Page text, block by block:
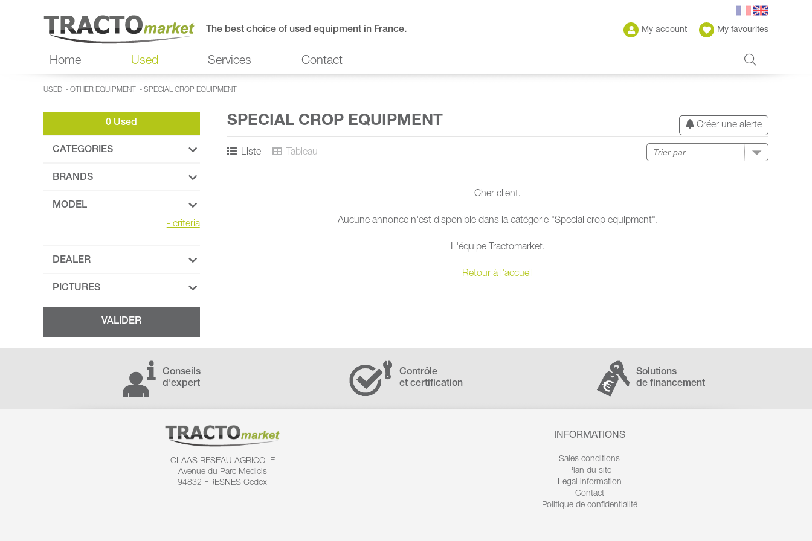
The best choice of used equipment in France. My account My favourites
Home Used Services Contact
USED - OTHER EQUIPMENT - SPECIAL CROP EQUIPMENT
0 Used
CATEGORIES
BRANDS
MODEL
- criteria
DEALER
PICTURES
Créer une alerte
SPECIAL CROP EQUIPMENT
Liste Tableau
Cher client,
Aucune annonce n'est disponible dans la catégorie "Special crop equipment".
L'équipe Tractomarket.
Retour à l'accueil
Conseils
d'expert
Contrôle
et certification
Solutions
de financement
CLAAS RESEAU AGRICOLE
Avenue du Parc Medicis
94832 FRESNES Cedex
INFORMATIONS
Sales conditions
Plan du site
Legal information
Contact
Politique de confidentialité